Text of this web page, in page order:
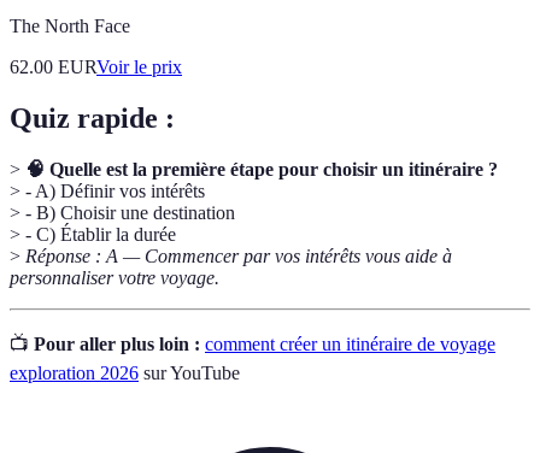
The North Face
62.00 EURVoir le prix
Quiz rapide :
> 🧠 Quelle est la première étape pour choisir un itinéraire ?
> - A) Définir vos intérêts
> - B) Choisir une destination
> - C) Établir la durée
> Réponse : A — Commencer par vos intérêts vous aide à
personnaliser votre voyage.
📺 Pour aller plus loin : comment créer un itinéraire de voyage
exploration 2026 sur YouTube